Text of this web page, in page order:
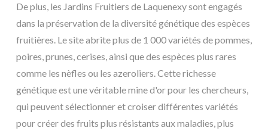
De plus, les Jardins Fruitiers de Laquenexy sont engagés
dans la préservation de la diversité génétique des espèces
fruitières. Le site abrite plus de 1 000 variétés de pommes,
poires, prunes, cerises, ainsi que des espèces plus rares
comme les nèfles ou les azeroliers. Cette richesse
génétique est une véritable mine d'or pour les chercheurs,
qui peuvent sélectionner et croiser différentes variétés
pour créer des fruits plus résistants aux maladies, plus